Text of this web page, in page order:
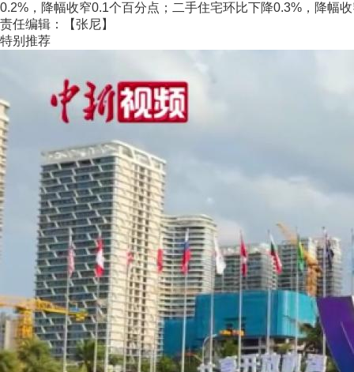
0.2%，降幅收窄0.1个百分点；二手住宅环比下降0.3%，降幅
责任编辑：【张尼】
特别推荐